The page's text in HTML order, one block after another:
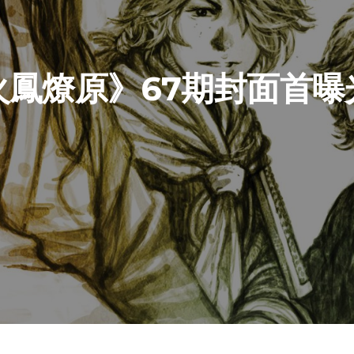
鳳燎原》67期封面首曝